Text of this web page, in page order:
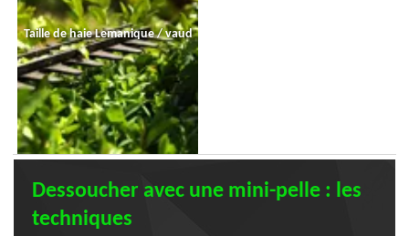
Taille de haie Lemanique / vaud
Dessoucher avec une mini-pelle : les
techniques